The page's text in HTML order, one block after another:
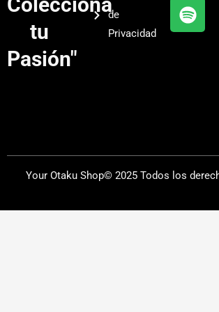
tu
Pasión"
de
Privacidad
e
r
a
y
Your Otaku Shop© 2025 Todos los